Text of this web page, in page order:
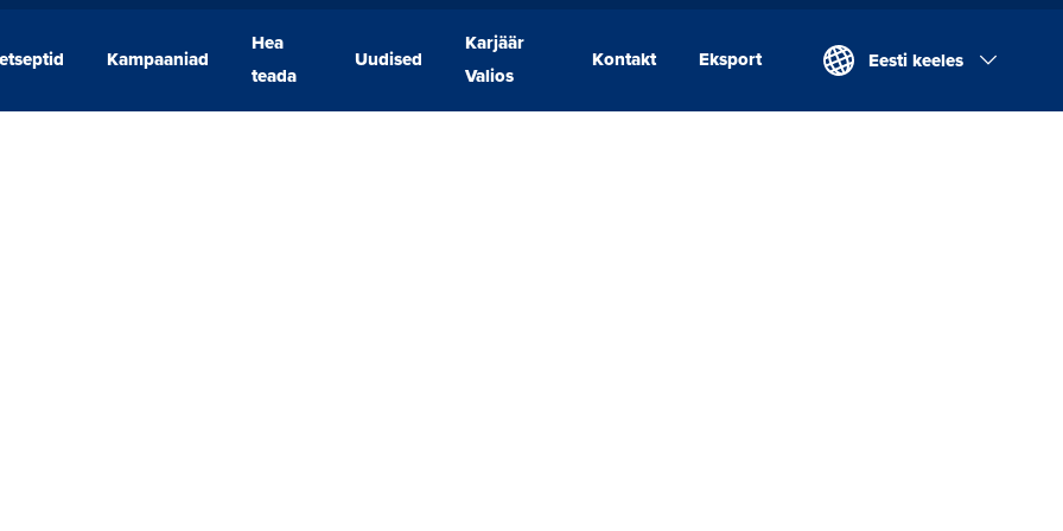
Kampaaniad
Hea
teada
Uudised
Karjäär
Valios
Kontakt Eksport Eesti keeles
Kampaaniad
teada
Uudised
Karjäär
Valios
Kontakt
Valio Eesti AS
Eksport